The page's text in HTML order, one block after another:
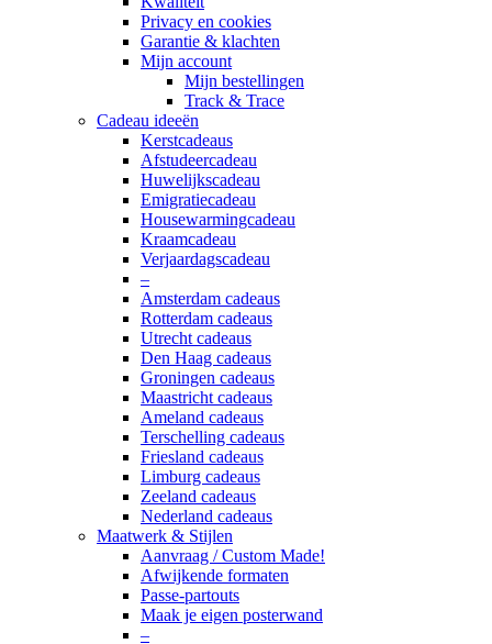
Privacy en cookies
Garantie & klachten
Mijn account
Mijn bestellingen
Track & Trace
Cadeau ideeën
Kerstcadeaus
Afstudeercadeau
Huwelijkscadeau
Emigratiecadeau
Housewarmingcadeau
Kraamcadeau
Verjaardagscadeau
–
Amsterdam cadeaus
Rotterdam cadeaus
Utrecht cadeaus
Den Haag cadeaus
Groningen cadeaus
Maastricht cadeaus
Ameland cadeaus
Terschelling cadeaus
Friesland cadeaus
Limburg cadeaus
Zeeland cadeaus
Nederland cadeaus
Maatwerk & Stijlen
Aanvraag / Custom Made!
Afwijkende formaten
Passe-partouts
Maak je eigen posterwand
–